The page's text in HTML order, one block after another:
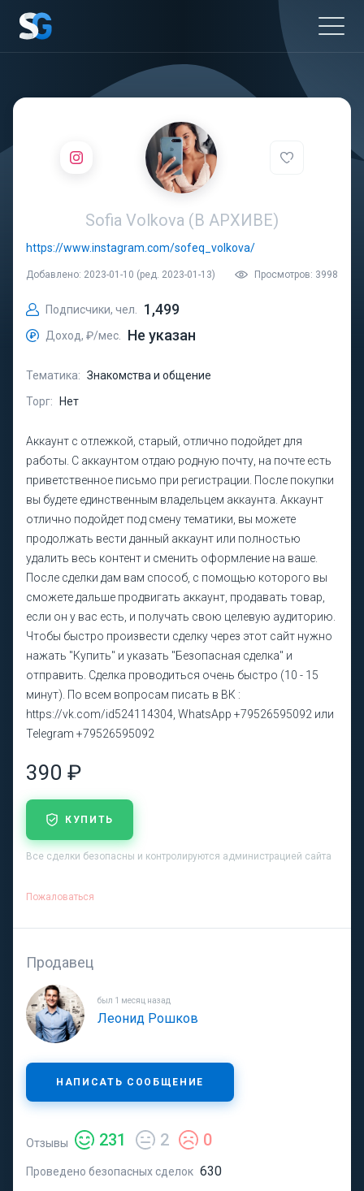
Sofia Volkova (В АРХИВЕ)
https://www.instagram.com/sofeq_volkova/
Добавлено: 2023-01-10 (ред. 2023-01-13) Просмотров: 3998
Подписчики, чел. 1,499
Доход, ₽/мес. Не указан
Тематика: Знакомства и общение
Торг:
Нет
Аккаунт с отлежкой, старый, отлично подойдет для
работы. С аккаунтом отдаю родную почту, на почте есть
приветственное письмо при регистрации. После покупки
вы будете единственным владельцем аккаунта. Аккаунт
отлично подойдет под смену тематики, вы можете
продолжать вести данный аккаунт или полностью
удалить весь контент и сменить оформление на ваше.
После сделки дам вам способ, с помощью которого вы
сможете дальше продвигать аккаунт, продавать товар,
если он у вас есть, и получать свою целевую аудиторию.
Чтобы быстро произвести сделку через этот сайт нужно
нажать "Купить" и указать "Безопасная сделка" и
отправить. Сделка проводиться очень быстро (10 - 15
минут). По всем вопросам писать в ВК :
https://vk.com/id524114304, WhatsApp +79526595092 или
Telegram +79526595092
390 ₽
КУПИТЬ
Все сделки безопасны и контролируются администрацией сайта
Пожаловаться
Продавец
был 1 месяц назад
Леонид Рошков
НАПИСАТЬ СООБЩЕНИЕ
Отзывы 231 2 0
Проведено безопасных сделок 630